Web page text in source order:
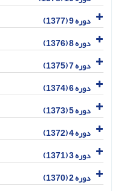
دوره 9 (1377)
دوره 8 (1376)
دوره 7 (1375)
دوره 6 (1374)
دوره 5 (1373)
دوره 4 (1372)
دوره 3 (1371)
دوره 2 (1370)